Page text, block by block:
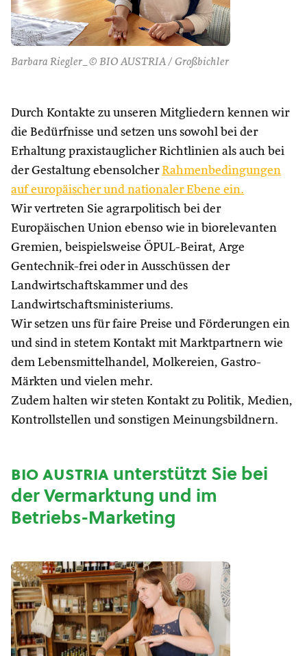
Barbara Riegler_© BIO AUSTRIA / Großbichler
Durch Kontakte zu unseren Mitgliedern kennen wir
die Bedürfnisse und setzen uns sowohl bei der
Erhaltung praxistauglicher Richtlinien als auch bei
der Gestaltung ebensolcher Rahmenbedingungen
auf europäischer und nationaler Ebene ein.
Wir vertreten Sie agrarpolitisch bei der
Europäischen Union ebenso wie in biorelevanten
Gremien, beispielsweise ÖPUL-Beirat, Arge
Gentechnik-frei oder in Ausschüssen der
Landwirtschaftskammer und des
Landwirtschaftsministeriums.
Wir setzen uns für faire Preise und Förderungen ein
und sind in stetem Kontakt mit Marktpartnern wie
dem Lebensmittelhandel, Molkereien, Gastro-
Märkten und vielen mehr.
Zudem halten wir steten Kontakt zu Politik, Medien,
Kontrollstellen und sonstigen Meinungsbildnern.
bio austriaunterstützt Sie bei
der Vermarktung und im
Betriebs-Marketing